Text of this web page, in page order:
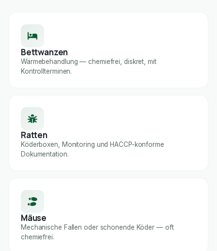
Bettwanzen
Wärmebehandlung — chemiefrei, diskret, mit
Kontrollterminen.
Ratten
Köderboxen, Monitoring und HACCP-konforme
Dokumentation.
Mäuse
Mechanische Fallen oder schonende Köder — oft
chemiefrei.